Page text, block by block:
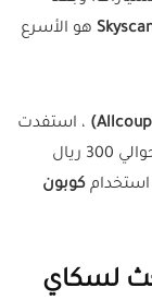
هو الأسرع
، استفدت
من خصم مباشر بنسبة 10%، وهو ما وفر عليّ حوالي 300 ريال
كوبون
لسكاي